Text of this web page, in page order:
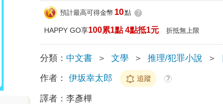
預計最高可得金幣 10點 ?
HAPPY GO享100累1點 4點抵1元 折抵無上限
分類： 中文書 ＞ 文學 ＞ 推理/犯罪小說 ＞
作者： 伊坂幸太郎 追蹤 ?
譯者：李彥樺